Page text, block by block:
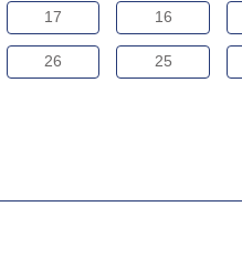
16
17
25
26